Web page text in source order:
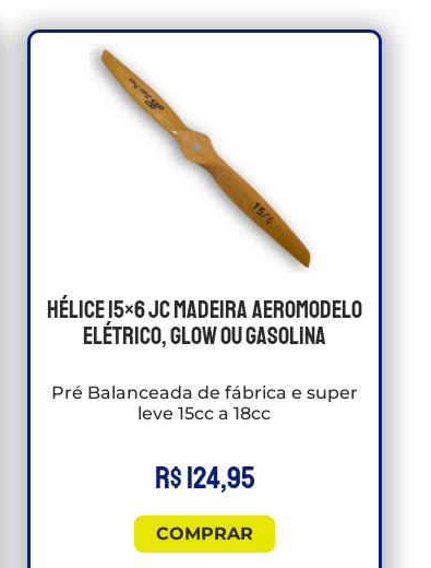
Hélice 15×6 JC madeira aeromodelo
elétrico, glow ou gasolina
Pré Balanceada de fábrica e super
leve 15cc a 18cc
R$124,95
COMPRAR